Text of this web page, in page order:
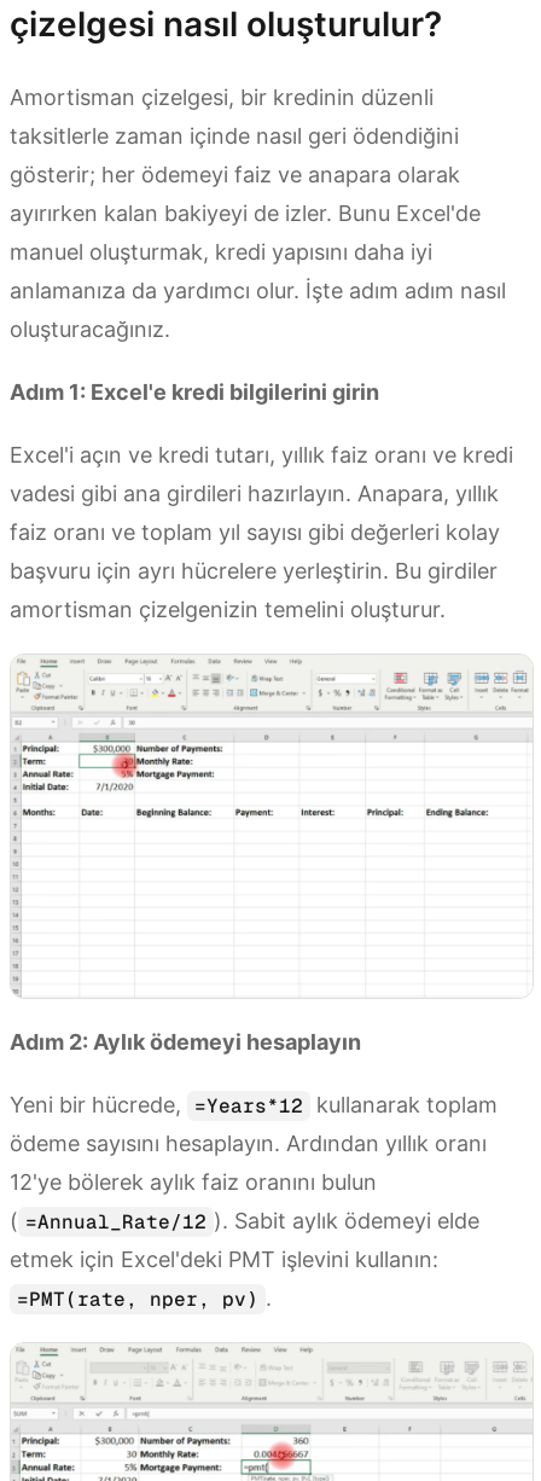
çizelgesi nasıl oluşturulur?
Amortisman çizelgesi, bir kredinin düzenli
taksitlerle zaman içinde nasıl geri ödendiğini
gösterir; her ödemeyi faiz ve anapara olarak
ayırırken kalan bakiyeyi de izler. Bunu Excel'de
manuel oluşturmak, kredi yapısını daha iyi
anlamanıza da yardımcı olur. İşte adım adım nasıl
oluşturacağınız.
Adım 1: Excel'e kredi bilgilerini girin
Excel'i açın ve kredi tutarı, yıllık faiz oranı ve kredi
vadesi gibi ana girdileri hazırlayın. Anapara, yıllık
faiz oranı ve toplam yıl sayısı gibi değerleri kolay
başvuru için ayrı hücrelere yerleştirin. Bu girdiler
amortisman çizelgenizin temelini oluşturur.
Adım 2: Aylık ödemeyi hesaplayın
Yeni bir hücrede, =Years*12
kullanarak toplam
ödeme sayısını hesaplayın. Ardından yıllık oranı
12'ye bölerek aylık faiz oranını bulun
( =Annual_Rate/12 ). Sabit aylık ödemeyi elde
etmek için Excel'deki PMT işlevini kullanın:
=PMT(rate, nper, pv) .